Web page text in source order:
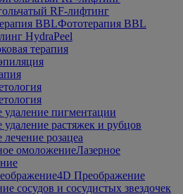
RF-лифтинг
Фототерапия BBL
HydraPeel
терапия
удаление пигментации
удаление растяжек и рубцов
лечение розацеа
Лазерное
4D Преображение